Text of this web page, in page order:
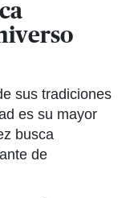
sus tradiciones
es su mayor
busca
de